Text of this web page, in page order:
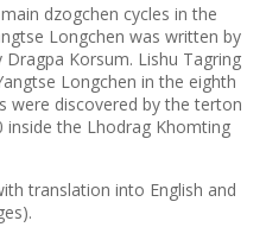
dzogchen cycles in the
Longchen was written by
Korsum. Lishu Tagring
Longchen in the eighth
were discovered by the terton
the Lhodrag Khomting
translation into English and